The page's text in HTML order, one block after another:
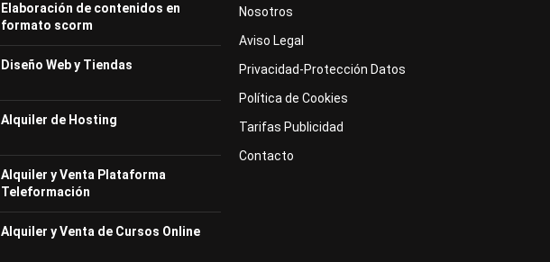
Elaboración de contenidos en
formato scorm
Diseño Web y Tiendas
Alquiler de Hosting
Alquiler y Venta Plataforma
Teleformación
Alquiler y Venta de Cursos Online
Nosotros
Aviso Legal
Privacidad-Protección Datos
Política de Cookies
Tarifas Publicidad
Contacto